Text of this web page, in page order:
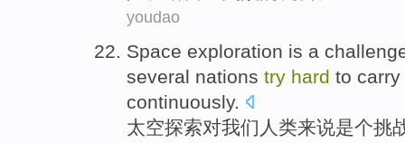
youdao
Space exploration is a
several nations try hard to carry
continuously.
太空探索对我们 人类来说是个挑